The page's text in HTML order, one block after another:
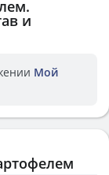
.
и
Мой